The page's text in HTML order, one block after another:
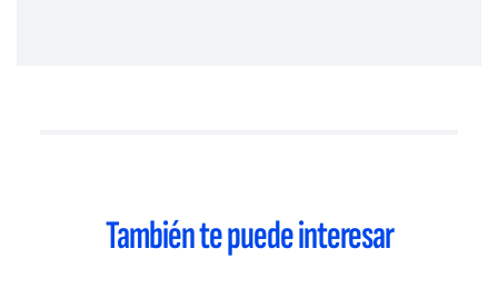
También te puede interesar